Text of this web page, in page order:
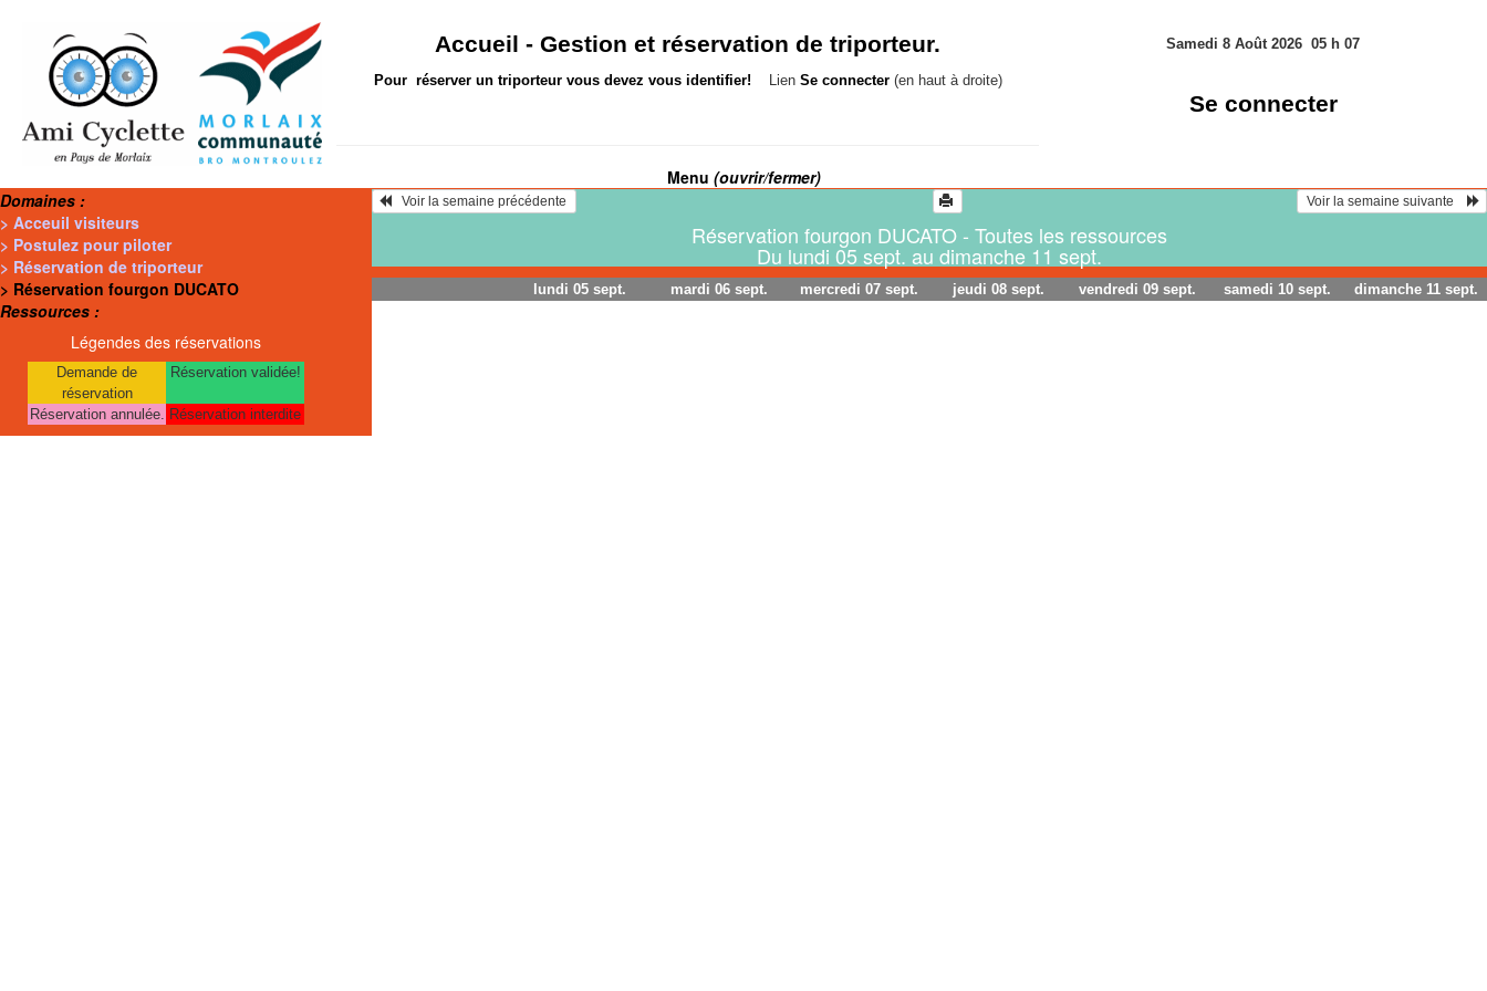
Accueil -Gestion et réservation de triporteur.
Pour réserver un triporteur vous devez vous identifier! Lien Se connecter(en haut à droite)
Samedi 8 Août 2026 05 h 07
Se connecter
Menu (ouvrir/fermer)
Domaines :
> Acceuil visiteurs
> Postulez pour piloter
> Réservation de triporteur
> Réservation fourgon DUCATO
Ressources :
Légendes des réservations
Demande de
réservation
Réservation validée!
Réservation annulée. Réservation interdite
Voir la semaine suivante
Réservation fourgon DUCATO - Toutes les ressources
Du lundi 05 sept. au dimanche 11 sept.
lundi 05 sept. mardi 06 sept. mercredi 07 sept. jeudi 08 sept. vendredi 09 sept. samedi 10 sept. dimanche 11 sept.